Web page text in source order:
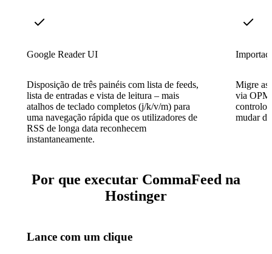
Google Reader UI
Disposição de três painéis com lista de feeds,
lista de entradas e vista de leitura – mais
atalhos de teclado completos (j/k/v/m) para
uma navegação rápida que os utilizadores de
RSS de longa data reconhecem
instantaneamente.
Migre as
via
controlo
mudar
Por que executar CommaFeed na
Hostinger
Lance com um clique